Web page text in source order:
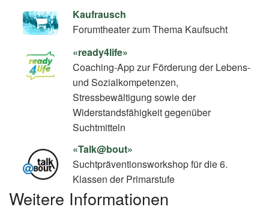
Kaufrausch
Forumtheater zum Thema Kaufsucht
«ready4life»
Coaching-App zur Förderung der Lebens-
und Sozialkompetenzen,
Stressbewältigung sowie der
Widerstandsfähigkeit gegenüber
Suchtmitteln
«Talk@bout»
Suchtpräventionsworkshop für die 6.
Klassen der Primarstufe
Weitere Informationen